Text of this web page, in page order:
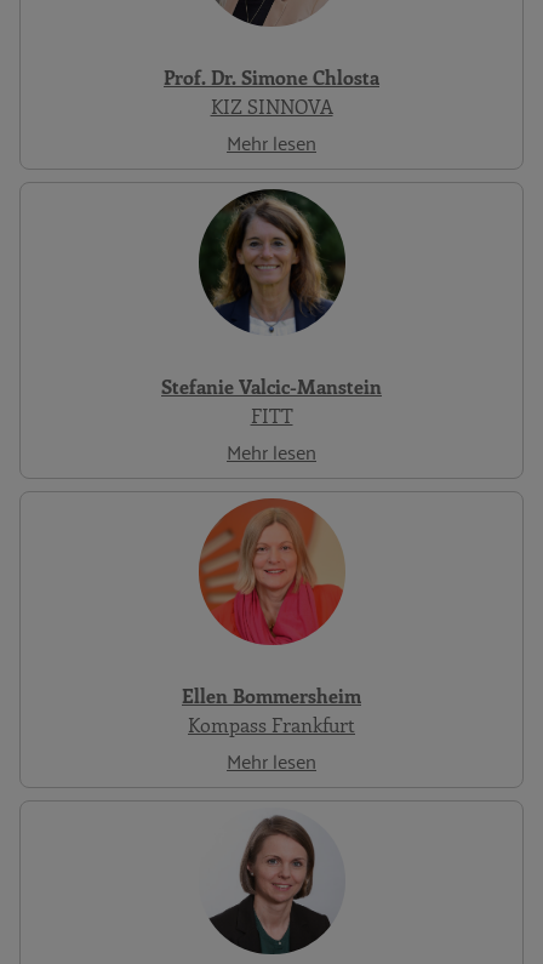
Prof. Dr. Simone Chlosta
KIZ SINNOVA
Mehr lesen
Stefanie Valcic-Manstein
FITT
Mehr lesen
Ellen Bommersheim
Kompass Frankfurt
Mehr lesen